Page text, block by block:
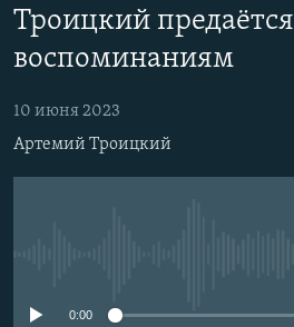
главной
навигации
поиску
КУЛЬТУРА
IDEL.РЕАЛИИ
СЕВЕР.РЕАЛИИ
СИБИРЬ.РЕАЛИИ
СОЦИАЛЬНЫЕ СЕТИ
Подписаться
Троицкий предаётся
воспоминаниям
10 июня 2023
Артемий Троицкий
0:00